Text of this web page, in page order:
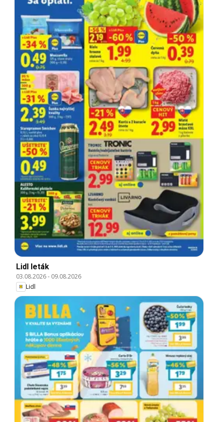
Lidl leták
03.08.2026- 09.08.2026
Lidl